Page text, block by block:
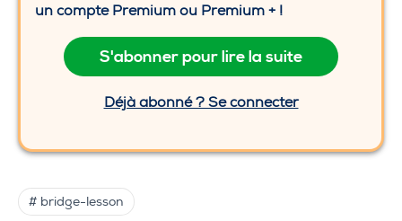
un compte Premium ou Premium + !
S'abonner pour lire la suite
Déjà abonné ? Se connecter
# bridge-lesson